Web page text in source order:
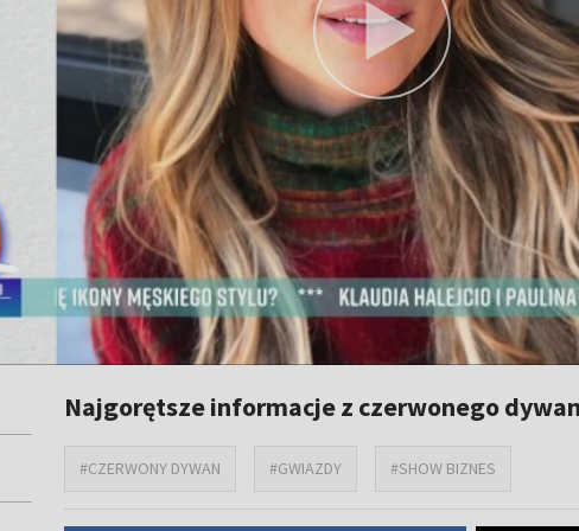
Najgorętsze informacje z czerwonego
#CZERWONY DYWAN #GWIAZDY #SHOW BIZNES